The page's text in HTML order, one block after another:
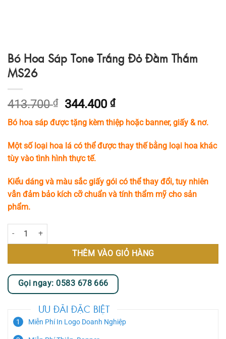
Bó Hoa Sáp Tone Trắng Đỏ Đằm Thắm
MS26
413.700₫
Giá
gốc
là:
413.700 ₫.
344.400₫Giá
hiện
tại
là:
344.400 ₫.
Bó hoa sáp được tặng kèm thiệp hoặc banner, giấy & nơ.
Một số loại hoa lá có thể được thay thế bằng loại hoa khác
tùy vào tình hình thực tế.
Kiểu dáng và màu sắc giấy gói có thể thay đổi, tuy nhiên
vẫn đảm bảo kích cỡ chuẩn và tính thẩm mỹ cho sản
phẩm.
Bó Hoa Sáp Tone Trắng Đỏ Đằm Thắm MS26 số lượng
THÊM VÀO GIỎ HÀNG
Gọi ngay: 0583 678 666
ƯU ĐÃI ĐẶC BIỆT
Miễn Phí In Logo Doanh Nghiệp